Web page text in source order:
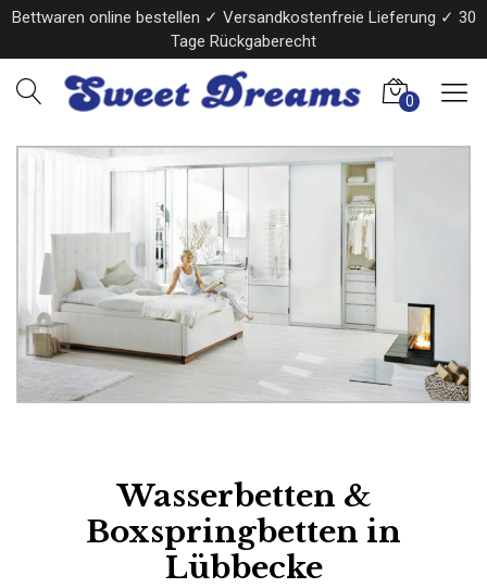
Bettwaren online bestellen ✓ Versandkostenfreie Lieferung ✓ 30
Tage Rückgaberecht
0
Wasserbetten &
Boxspringbetten in
Lübbecke